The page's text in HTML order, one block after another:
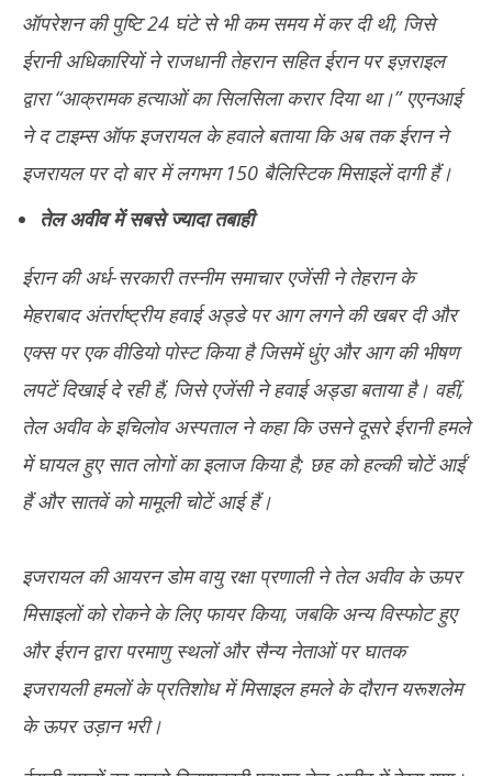
ऑपरेशन की पुष्टि 24 घंटे से भी कम समय में कर दी थी, जिसे
ईरानी अधिकारियों ने राजधानी तेहरान सहित ईरान पर इज़राइल
द्वारा “आक्रामक हत्याओं का सिलसिला करार दिया था।” एएनआई
ने द टाइम्स ऑफ इजरायल के हवाले बताया कि अब तक ईरान ने
इजरायल पर दो बार में लगभग 150 बैलिस्टिक मिसाइलें दागी हैं।
तेल अवीव में सबसे ज्यादा तबाही
ईरान की अर्ध-सरकारी तस्नीम समाचार एजेंसी ने तेहरान के
मेहराबाद अंतर्राष्ट्रीय हवाई अड्डे पर आग लगने की खबर दी और
एक्स पर एक वीडियो पोस्ट किया है जिसमें धुंए और आग की भीषण
लपटें दिखाई दे रही हैं, जिसे एजेंसी ने हवाई अड्डा बताया है। वहीं,
तेल अवीव के इचिलोव अस्पताल ने कहा कि उसने दूसरे ईरानी हमले
में घायल हुए सात लोगों का इलाज किया है; छह को हल्की चोटें आईं
हैं और सातवें को मामूली चोटें आई हैं।
इजरायल की आयरन डोम वायु रक्षा प्रणाली ने तेल अवीव के ऊपर
मिसाइलों को रोकने के लिए फायर किया, जबकि अन्य विस्फोट हुए
और ईरान द्वारा परमाणु स्थलों और सैन्य नेताओं पर घातक
इजरायली हमलों के प्रतिशोध में मिसाइल हमले के दौरान यरूशलेम
के ऊपर उड़ान भरी।